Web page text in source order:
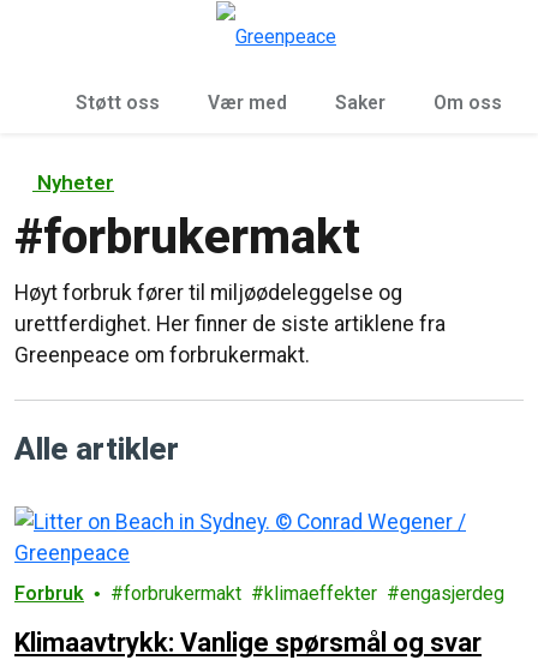
Støtt oss Vær med Saker Om oss
Nyheter
#forbrukermakt
Høyt forbruk fører til miljøødeleggelse og
urettferdighet. Her finner de siste artiklene fra
Greenpeace om forbrukermakt.
Alle artikler
Forbruk forbrukermakt klimaeffekter engasjerdeg
Klimaavtrykk: Vanlige spørsmål og svar